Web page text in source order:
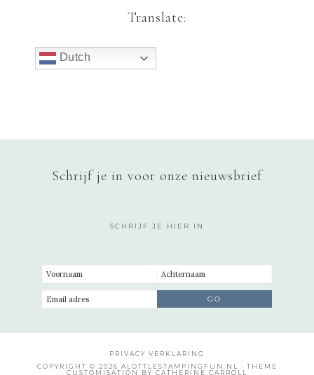
Translate:
Dutch
Schrijf je in voor onze nieuwsbrief
SCHRIJF JE HIER IN
PRIVACY VERKLARING
COPYRIGHT © 2026 ALOTTLESTAMPINGFUN.NL · THEME
CUSTOMISATION BY CATHERINE CARROLL